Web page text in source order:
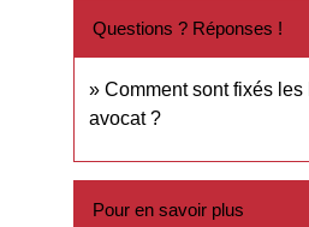
Questions ? Réponses !
Comment sont fixés
avocat ?
Pour en savoir plus